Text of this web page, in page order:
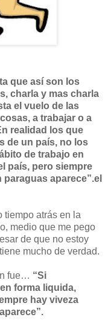
que así son los
charla y mas charla
el vuelo de las
a trabajar o a
realidad los que
de un país, no los
de trabajo en
país, pero siempre
aparece”.el
tiempo atrás en la
medio que me pego
de que no estoy
mucho de verdad.
fue… “Si
forma liquida,
hay viveza